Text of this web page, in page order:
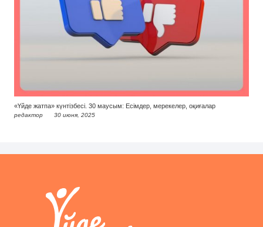
«Үйде жатпа» күнтізбесі. 30 маусым: Есімдер, мерекелер, оқиғалар
редактор 30 июня, 2025